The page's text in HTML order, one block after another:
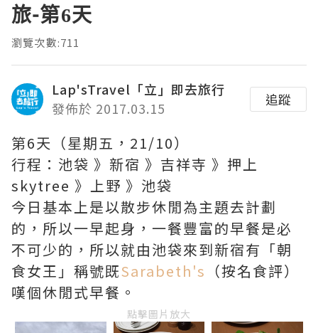
旅-第6天
瀏覽次數:711
Lap'sTravel「立」即去旅行
發佈於 2017.03.15
追蹤
第6天（星期五，21/10）
行程：池袋 》新宿 》吉祥寺 》押上
skytree 》上野 》池袋
今日基本上是以散步休閒為主題去計劃
的，所以一早起身，一餐豐富的早餐是必
不可少的，所以就由池袋來到新宿有「朝
食女王」稱號既Sarabeth's （按名食評）
嘆個休閒式早餐。
點擊圖片放大